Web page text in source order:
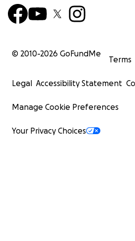
© 2010-2026 GoFundMe
Terms
Legal Accessibility Statement
Manage Cookie Preferences
Your Privacy Choices